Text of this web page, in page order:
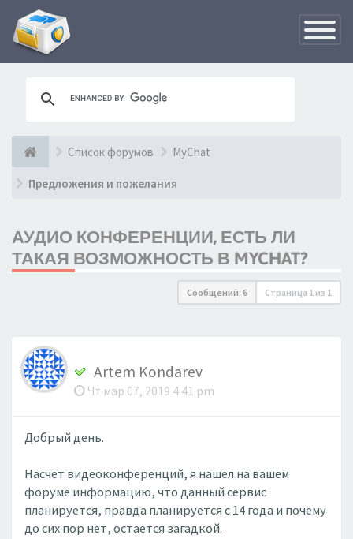
Список форумов MyChat
Предложения и пожелания
АУДИО КОНФЕРЕНЦИИ, ЕСТЬ ЛИ
ТАКАЯ ВОЗМОЖНОСТЬ В MYCHAT?
Сообщений: 6 Страница 1 из 1
Artem Kondarev
Чт мар 07, 2019 4:41 pm
Добрый день.
Насчет видеоконференций, я нашел на вашем
форуме информацию, что данный сервис
планируется, правда планируется с 14 года и почему
до сих пор нет, остается загадкой.